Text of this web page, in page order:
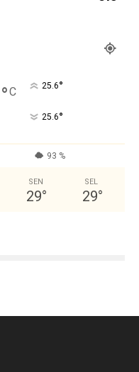
°C 25.6°
25.6°
93 %
SEN
29°
SEL
29°